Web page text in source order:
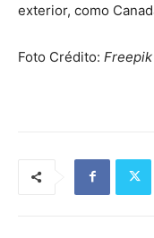
exterior, como
Foto Crédito: